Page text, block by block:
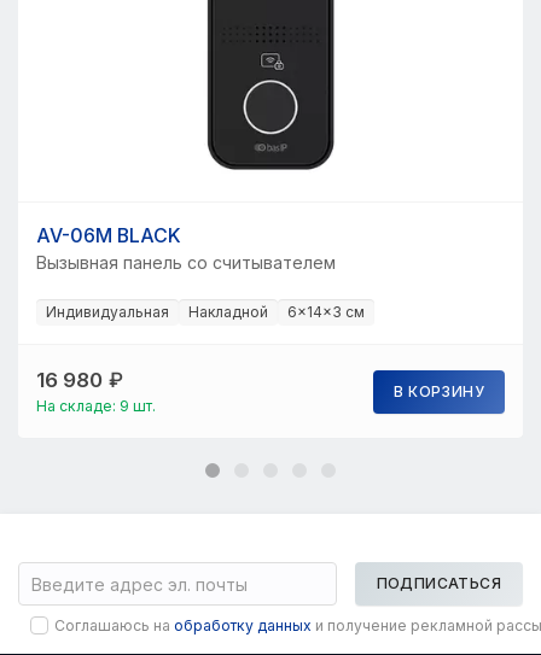
AV-06M BLACK
Вызывная панель со считывателем
Индивидуальная Накладной 6×14×3 см
16 980 ₽
На складе: 9 шт.
В КОРЗИНУ
ПОДПИСАТЬСЯ
Соглашаюсь на обработку данных и получение рекламной